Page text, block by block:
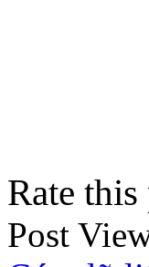
Rate this
Post